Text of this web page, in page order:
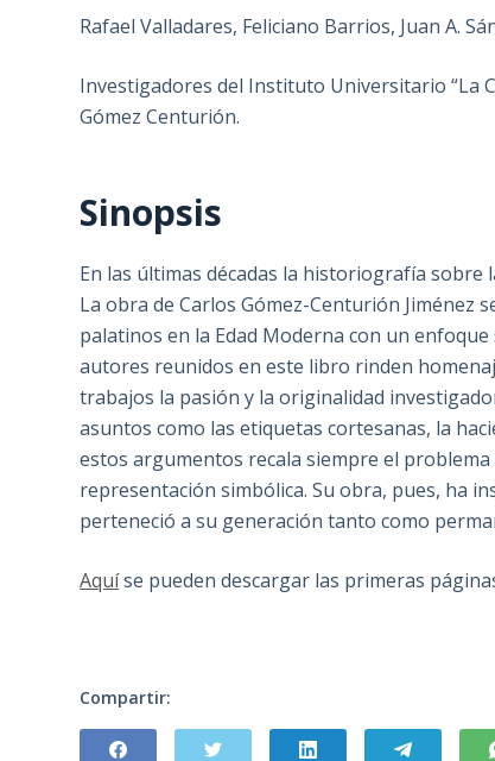
Rafael Valladares, Feliciano Barrios, Juan A.
Investigadores del Instituto Universitario “La
Gómez Centurión.
Sinopsis
En las últimas décadas la historiografía
La obra de Carlos Gómez-Centurión Jiménez
palatinos en la Edad Moderna con un
autores reunidos en este libro rinden
trabajos la pasión y la originalidad
asuntos como las etiquetas cortesanas, la
estos argumentos recala siempre el
representación simbólica. Su obra, pues, ha
perteneció a su generación tanto como
Aquíse pueden descargar las primeras
Compartir: